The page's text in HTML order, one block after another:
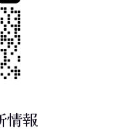
情報